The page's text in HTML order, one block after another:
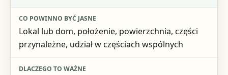
Co powinno być jasne
Dlaczego to ważne
Ryzyko zbyt ogólnego zapisu
Lokal lub dom, położenie, powierzchnia, części
przynależne, udział w częściach wspólnych